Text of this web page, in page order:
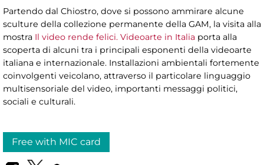
Partendo dal Chiostro, dove si possono ammirare alcune
sculture della collezione permanente della GAM, la visita alla
mostra Il video rende felici. Videoarte in Italia porta alla
scoperta di alcuni tra i principali esponenti della videoarte
italiana e internazionale. Installazioni ambientali fortemente
coinvolgenti veicolano, attraverso il particolare linguaggio
multisensoriale del video, importanti messaggi politici,
sociali e culturali.
Free with MIC card